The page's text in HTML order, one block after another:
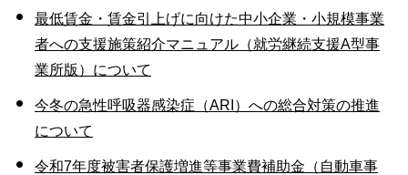
最低賃金・賃金引上げに向けた中小企業・小規模事業
者への支援施策紹介マニュアル（就労継続支援A型事
業所版）について
今冬の急性呼吸器感染症（ARI）への総合対策の推進
について
令和7年度被害者保護増進等事業費補助金（自動車事